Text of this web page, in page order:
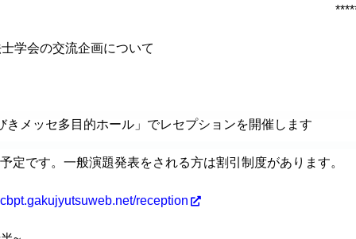
学会の交流企画について
きメッセ多目的ホール」でレセプションを開催します
定です。一般演題発表をされる方は割引制度があります。
reception